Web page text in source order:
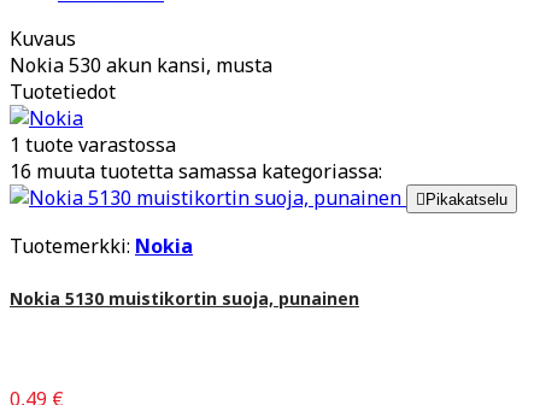
Kuvaus
Nokia 530 akun kansi, musta
Tuotetiedot
1 tuote varastossa
16 muuta tuotetta samassa kategoriassa:
Pikakatselu
Tuotemerkki: Nokia
Nokia 5130 muistikortin suoja, punainen
0,49 €